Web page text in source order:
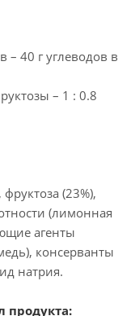
40 г углеводов в
– 1 : 0.8
(23%),
(лимонная
агенты
консерванты
натрия.
продукта: